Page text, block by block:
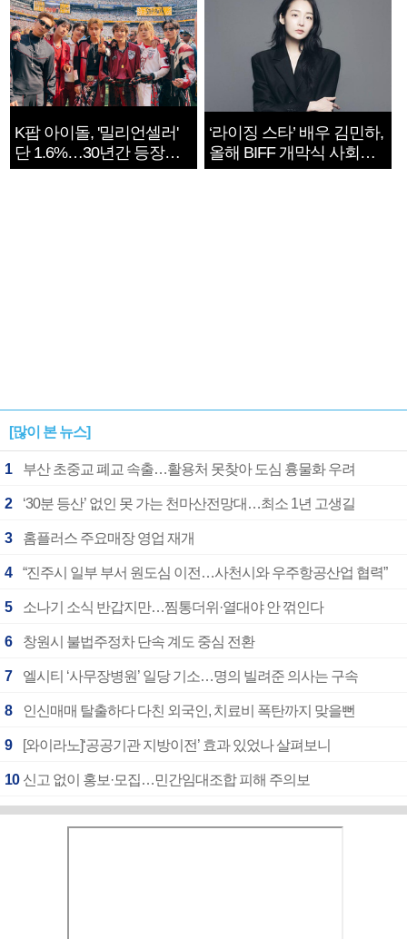
K팝 아이돌, '밀리언셀러'
단 1.6%…30년간 등장
1182개팀 전수조사
‘라이징 스타’ 배우 김민하,
올해 BIFF 개막식 사회자
확정
[많이 본 뉴스]
1 부산 초중교 폐교 속출…활용처 못찾아 도심 흉물화 우려
2 ‘30분 등산’ 없인 못 가는 천마산전망대…최소 1년 고생길
3 홈플러스 주요매장 영업 재개
4 “진주시 일부 부서 원도심 이전…사천시와 우주항공산업 협력”
5 소나기 소식 반갑지만…찜통더위·열대야 안 꺾인다
6 창원시 불법주정차 단속 계도 중심 전환
7 엘시티 ‘사무장병원’ 일당 기소…명의 빌려준 의사는 구속
8 인신매매 탈출하다 다친 외국인, 치료비 폭탄까지 맞을뻔
9 [와이라노]‘공공기관 지방이전’ 효과 있었나 살펴보니
10 신고 없이 홍보·모집…민간임대조합 피해 주의보